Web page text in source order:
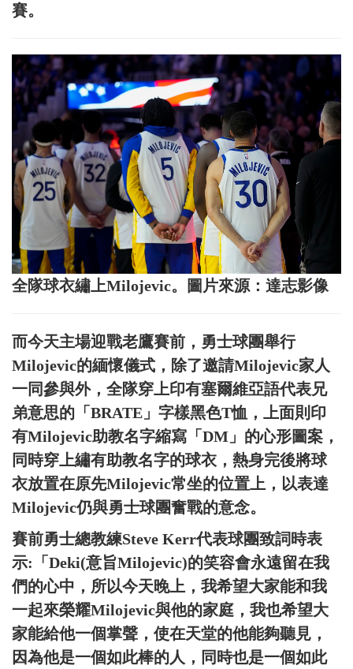
賽。
全隊球衣繡上Milojevic。圖片來源：達志影像
而今天主場迎戰老鷹賽前，勇士球團舉行
Milojevic的緬懷儀式，除了邀請Milojevic家人
一同參與外，全隊穿上印有塞爾維亞語代表兄
弟意思的「BRATE」字樣黑色T恤，上面則印
有Milojevic助教名字縮寫「DM」的心形圖案，
同時穿上繡有助教名字的球衣，熱身完後將球
衣放置在原先Milojevic常坐的位置上，以表達
Milojevic仍與勇士球團奮戰的意念。
賽前勇士總教練Steve Kerr代表球團致詞時表
示:「Deki(意旨Milojevic)的笑容會永遠留在我
們的心中，所以今天晚上，我希望大家能和我
一起來榮耀Milojevic與他的家庭，我也希望大
家能給他一個掌聲，使在天堂的他能夠聽見，
因為他是一個如此棒的人，同時也是一個如此